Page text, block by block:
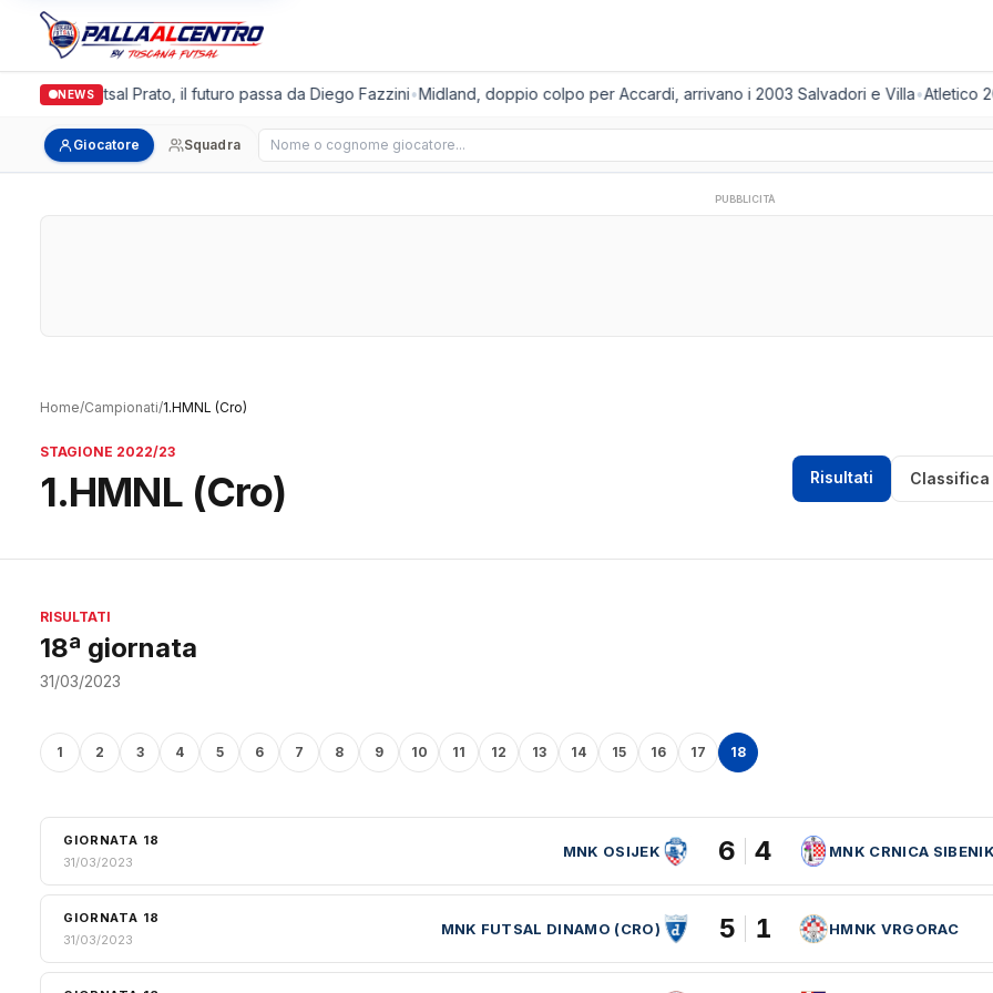
NEWS
Futsal Prato, il futuro passa da Diego Fazzini•Midland, doppio colpo per Accardi, arrivano i 2003 Salvadori e Villa•Atletico
Giocatore Squadra Cerca giocatore
PUBBLICITÀ
Home/Campionati/1.HMNL (Cro)
STAGIONE 2022/23
1.HMNL (Cro) Risultati Classifica
RISULTATI
18ª giornata
31/03/2023
1 2 3 4 5 6 7 8 9 10 11 12 13 14 15 16 17 18
GIORNATA 18
31/03/2023
MNK OSIJEK 6 4 MNK CRNICA
GIORNATA 18
31/03/2023
MNK FUTSAL DINAMO (CRO) 5 1 HMNK VRGORAC